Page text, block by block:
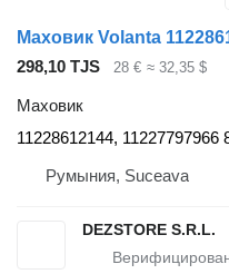
Маховик Volanta
298,10 TJS
28 € ≈ 32,35 $
Маховик
11228612144, 11227797966
Румыния, Suceava
DEZSTORE S.R.L.